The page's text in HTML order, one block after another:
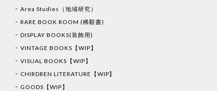
Area Studies（地域研究）
RARE BOOK ROOM (稀覯書)
DISPLAY BOOKS(装飾用)
VINTAGE BOOKS【WIP】
VISUAL BOOKS【WIP】
CHIRDREN LITERATURE【WIP】
GOODS【WIP】